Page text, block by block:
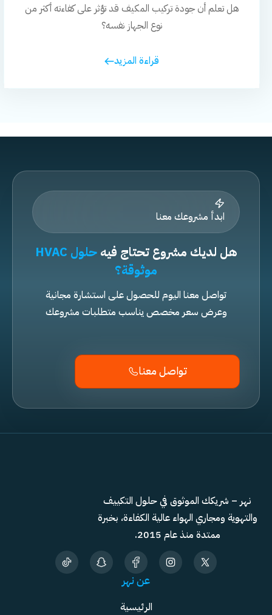
النصائح
هل تعلم أن جودة تركيب المكيف قد تؤثر على كفاءته أكثر من
نوع الجهاز نفسه؟
قراءة المزيد
ابدأ مشروعك معنا
هل لديك مشروع تحتاج فيه
حلول HVAC
موثوقة؟
تواصل معنا اليوم للحصول على استشارة مجانية
وعرض سعر مخصص يناسب متطلبات مشروعك
تواصل معنا
نهر – شريكك الموثوق في حلول التكييف
والتهوية ومجاري الهواء عالية الكفاءة، بخبرة
ممتدة منذ عام 2015.
عن نهر
الرئيسية